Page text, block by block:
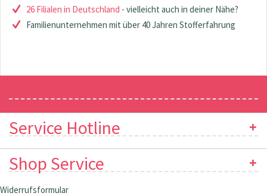
26 Filialen in Deutschland - vielleicht auch in deiner Nähe?
Familienunternehmen mit über 40 Jahren Stofferfahrung
Service Hotline
Shop Service
Widerrufsformular